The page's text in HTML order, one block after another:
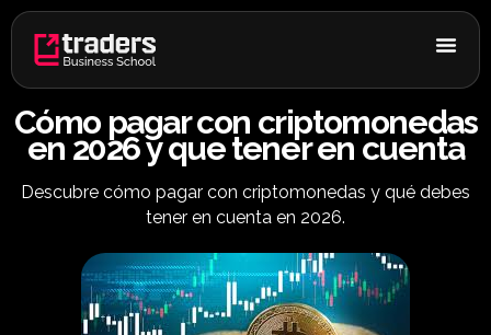
contenido
Cómo pagar con criptomonedas
en 2026 y que tener en cuenta
Descubre cómo pagar con criptomonedas y qué debes
tener en cuenta en 2026.